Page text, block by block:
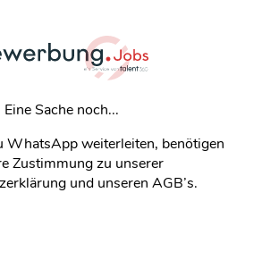
Eine Sache noch...
WhatsApp weiterleiten, benötigen
Zustimmung zu unserer
und unseren AGB’s.